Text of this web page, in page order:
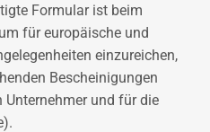
Formular ist beim
für europäische und
einzureichen,
Bescheinigungen
Unternehmer und für die